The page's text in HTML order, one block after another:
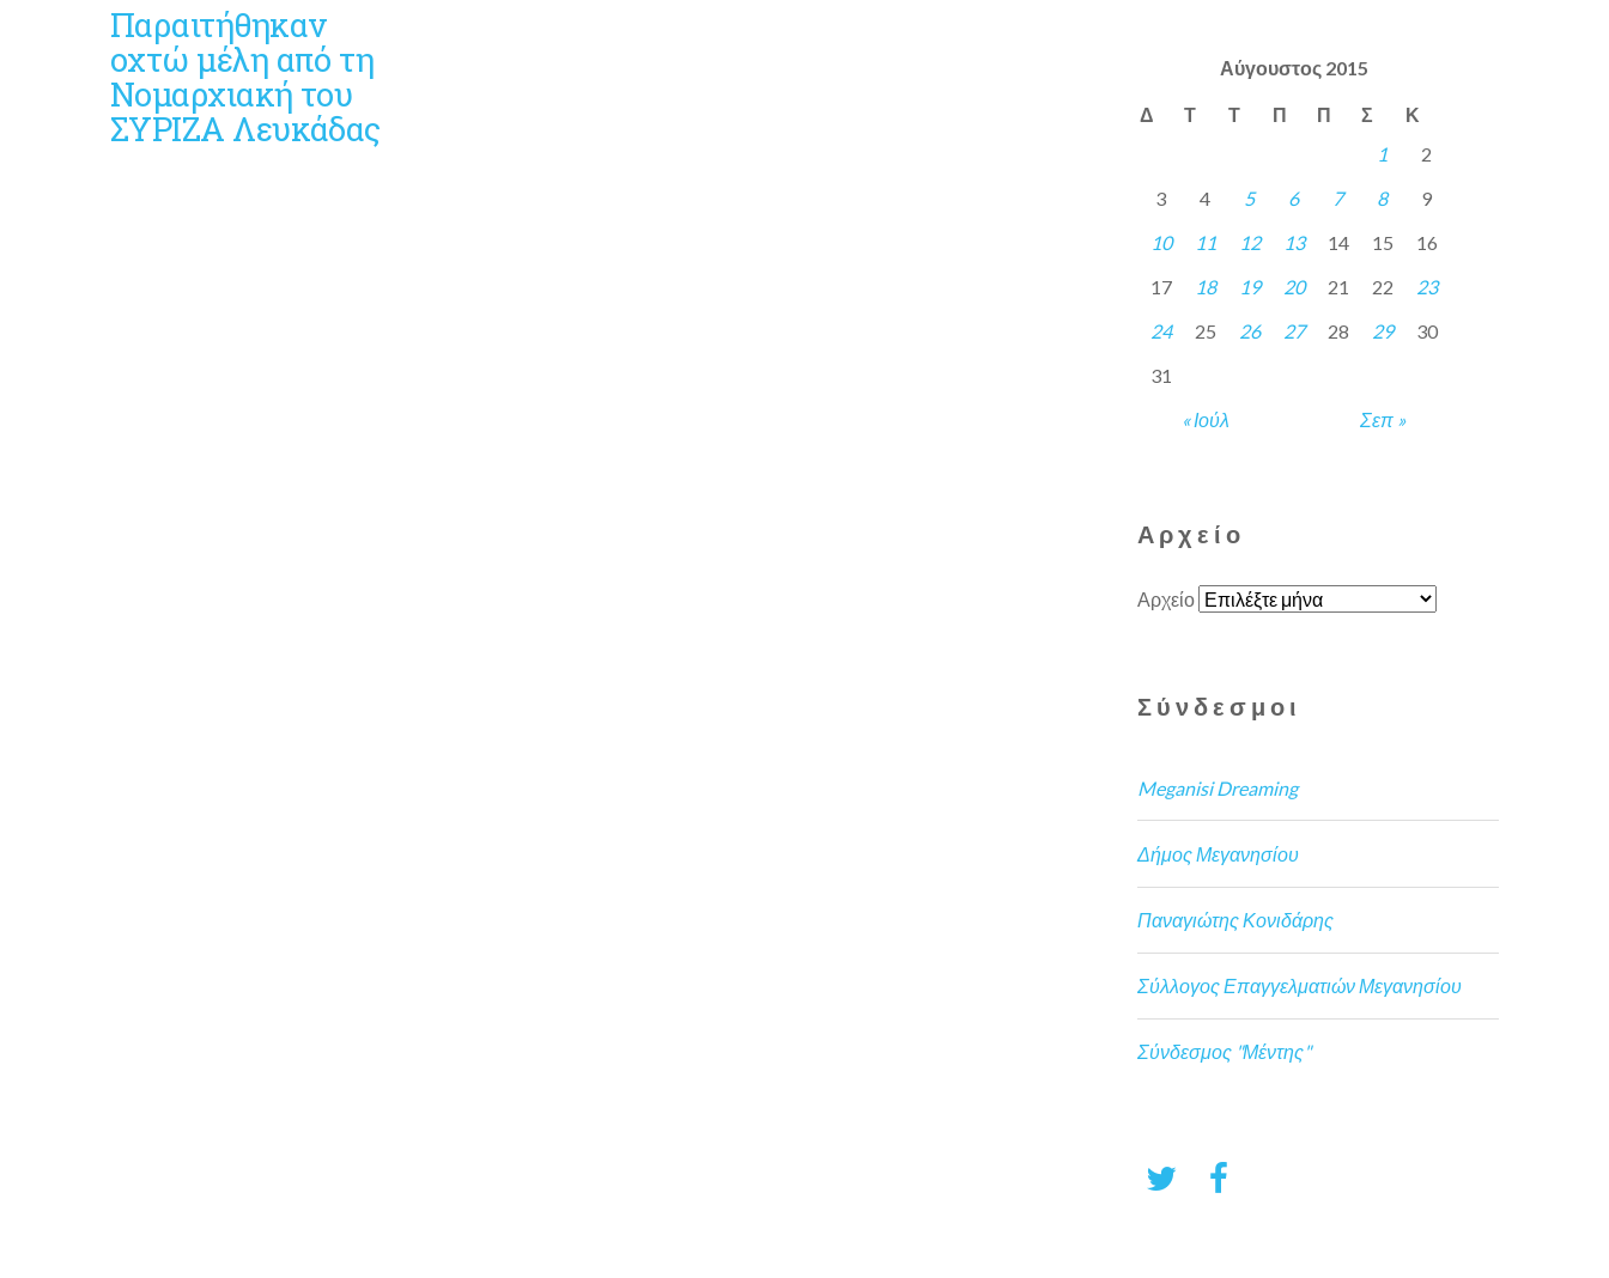
Παραιτήθηκαν
οχτώ μέλη από τη
Νομαρχιακή του
ΣΥΡΙΖΑ Λευκάδας
Αύγουστος 2015
Δ Τ Τ Π Π Σ Κ
« Ιούλ Σεπ »
1
2
3
4 5 6 7 8
9
10
11 12 13 14 15
16
17
18 19 20 21 22
23
24
25 26 27 28 29
30
31
Αρχείο
Αρχείο
Σύνδεσμοι
Meganisi Dreaming
Δήμος Μεγανησίου
Παναγιώτης Κονιδάρης
Σύλλογος Επαγγελματιών Μεγανησίου
Σύνδεσμος "Μέντης"